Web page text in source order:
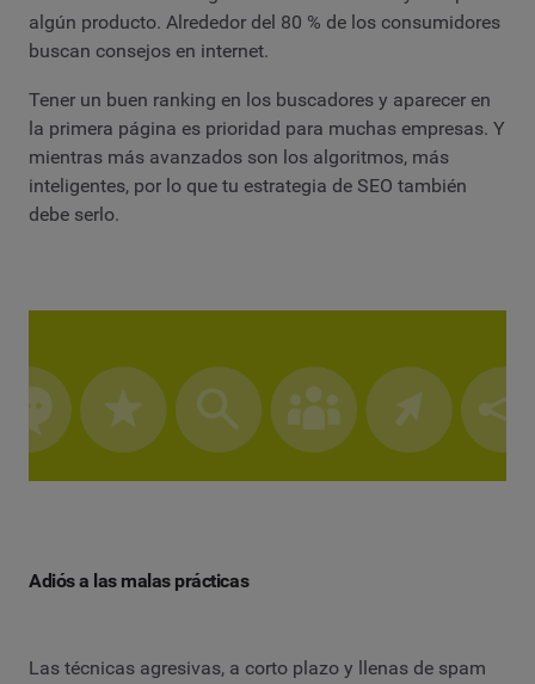
algún producto. Alrededor del 80 % de los consumidores
buscan consejos en internet.
Tener un buen ranking en los buscadores y aparecer en
la primera página es prioridad para muchas empresas. Y
mientras más avanzados son los algoritmos, más
inteligentes, por lo que tu estrategia de SEO también
debe serlo.
Adiós a las malas prácticas
Las técnicas agresivas, a corto plazo y llenas de spam